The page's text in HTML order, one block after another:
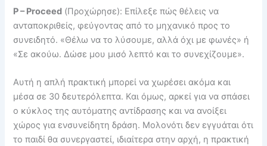
P – Proceed (Προχώρησε): Επίλεξε πώς θέλεις να
ανταποκριθείς, φεύγοντας από το μηχανικό προς το
συνειδητό. «Θέλω να το λύσουμε, αλλά όχι με φωνές» ή
«Σε ακούω. Δώσε μου μισό λεπτό και το συνεχίζουμε».
Αυτή η απλή πρακτική μπορεί να χωρέσει ακόμα και
μέσα σε 30 δευτερόλεπτα. Και όμως, αρκεί για να σπάσει
ο κύκλος της αυτόματης αντίδρασης και να ανοίξει
χώρος για ενσυνείδητη δράση. Μολονότι δεν εγγυάται ότι
το παιδί θα συνεργαστεί, ιδιαίτερα στην αρχή, η πρακτική